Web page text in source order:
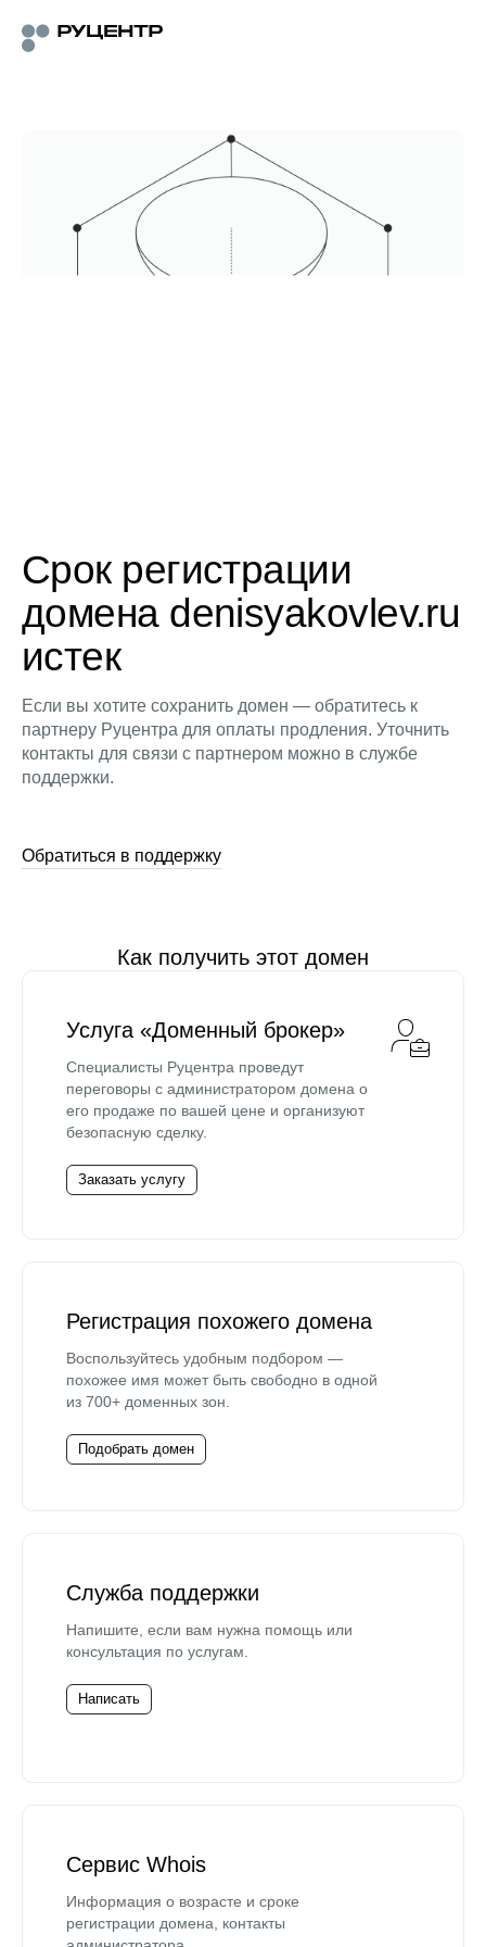
Срок регистрации
домена denisyakovlev.ru
истек
Если вы хотите сохранить домен — обратитесь к
партнеру Руцентра для оплаты продления. Уточнить
контакты для связи с партнером можно в службе
поддержки.
Обратиться в поддержку
Как получить этот домен
Услуга «Доменный брокер»
Специалисты Руцентра проведут
переговоры с администратором домена о
его продаже по вашей цене и организуют
безопасную сделку.
Заказать услугу
Регистрация похожего домена
Воспользуйтесь удобным подбором —
похожее имя может быть свободно в одной
из 700+ доменных зон.
Подобрать домен
Служба поддержки
Напишите, если вам нужна помощь или
консультация по услугам.
Написать
Сервис Whois
Информация о возрасте и сроке
регистрации домена, контакты